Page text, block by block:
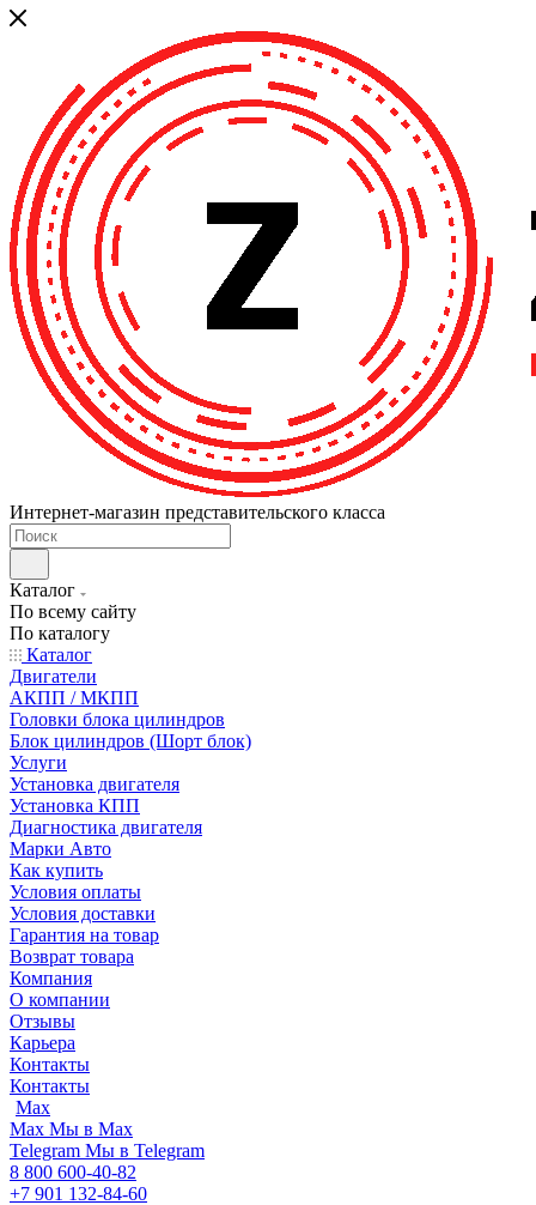
Интернет-магазин представительского класса
Каталог
По всему сайту
По каталогу
Каталог
Двигатели
АКПП / МКПП
Головки блока цилиндров
Блок цилиндров (Шорт блок)
Услуги
Установка двигателя
Установка КПП
Диагностика двигателя
Марки Авто
Как купить
Условия оплаты
Условия доставки
Гарантия на товар
Возврат товара
Компания
О компании
Отзывы
Карьера
Контакты
Контакты
Max
Max Мы в Max
Telegram Мы в Telegram
8 800 600-40-82
+7 901 132-84-60